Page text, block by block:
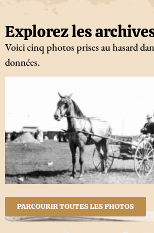
Explorez les
Voici cinq photos prises au hasard
données.
PARCOURIR TOUTES LES PHOTOS